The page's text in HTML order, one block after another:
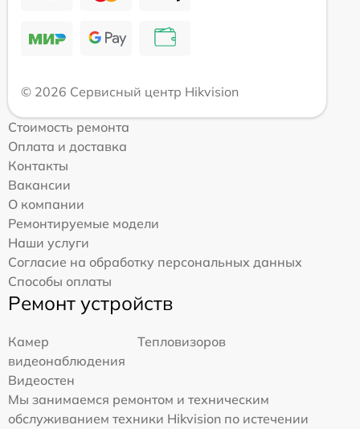
© 2026 Сервисный центр Hikvision
Стоимость ремонта
Оплата и доставка
Контакты
Вакансии
О компании
Ремонтируемые модели
Наши услуги
Согласие на обработку персональных данных
Способы оплаты
Ремонт устройств
Камер
видеонаблюдения
Тепловизоров
Видеостен
Мы занимаемся ремонтом и техническим
обслуживанием техники Hikvision по истечении